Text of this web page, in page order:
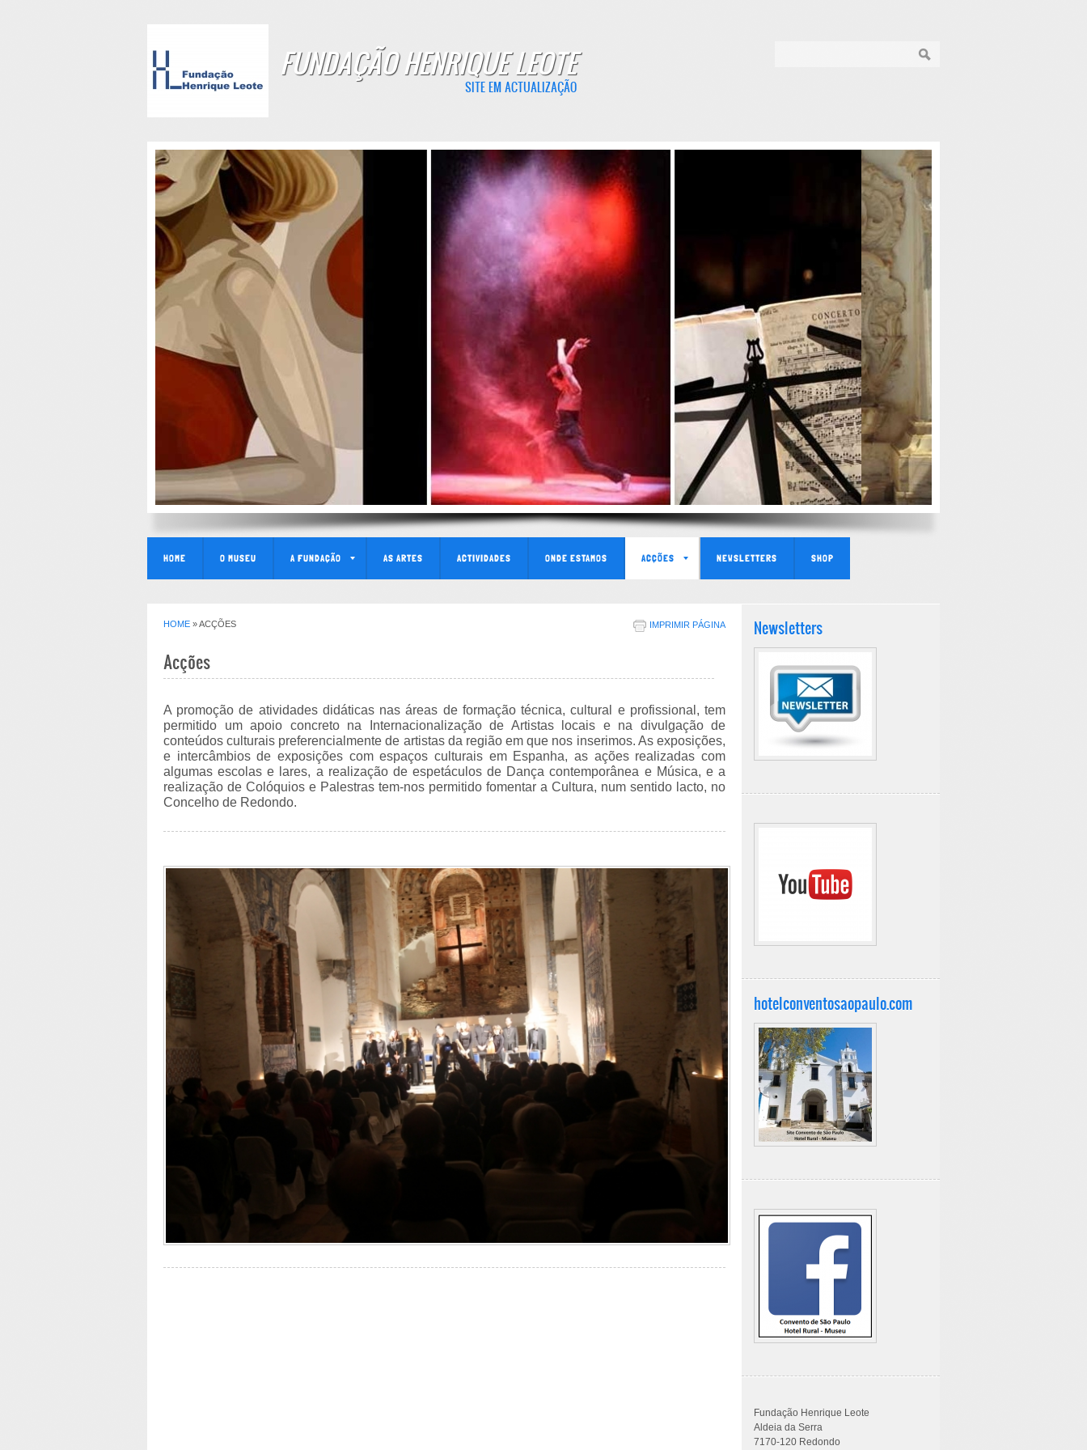
FUNDAÇÃO HENRIQUE LEOTE
SITE EM ACTUALIZAÇÃO
HOME O MUSEU A FUNDAÇÃO AS ARTES ACTIVIDADES ONDE ESTAMOS ACÇÕES NEWSLETTERS SHOP
HOME » ACÇÕES
Acções
IMPRIMIR PÁGINA
A promoção de atividades didáticas nas áreas de formação técnica, cultural e profissional, tem
permitido um apoio concreto na Internacionalização de Artistas locais e na divulgação de
conteúdos culturais preferencialmente de artistas da região em que nos inserimos. As exposições,
e intercâmbios de exposições com espaços culturais em Espanha, as ações realizadas com
algumas escolas e lares, a realização de espetáculos de Dança contemporânea e Música, e a
realização de Colóquios e Palestras tem-nos permitido fomentar a Cultura, num sentido lacto, no
Concelho de Redondo.
Newsletters
hotelconventosaopaulo.com
Fundação Henrique Leote
Aldeia da Serra
7170-120 Redondo